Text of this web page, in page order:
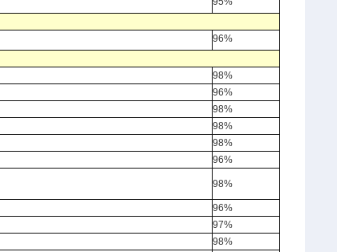
96%
98%
96%
98%
98%
98%
96%
98%
96%
97%
98%